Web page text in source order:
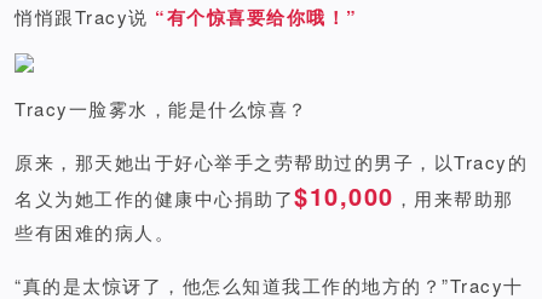
悄悄跟Tracy说 “有个惊喜要给你哦！”
Tracy一脸雾水，能是什么惊喜？
原来，那天她出于好心举手之劳帮助过的男子，以Tracy的
名义为她工作的健康中心捐助了$10,000 ，用来帮助那
些有困难的病人。
“真的是太惊讶了，他怎么知道我工作的地方的？”Tracy十